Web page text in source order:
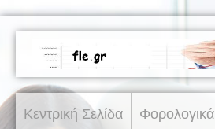
Κεντρική Σελίδα Φορολογικά